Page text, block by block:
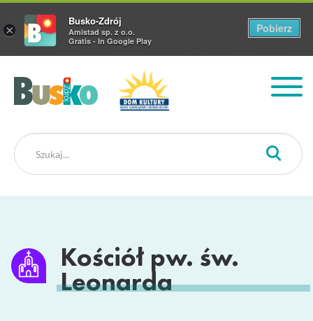
Busko Zdrój
Kościół pw. św.
Leonarda
×
Busko-Zdrój
Amistad sp. z o.o.
Gratis - In Google Play
Pobierz